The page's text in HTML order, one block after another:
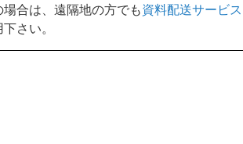
合は、遠隔地の方でも資料配送サービス
さい。